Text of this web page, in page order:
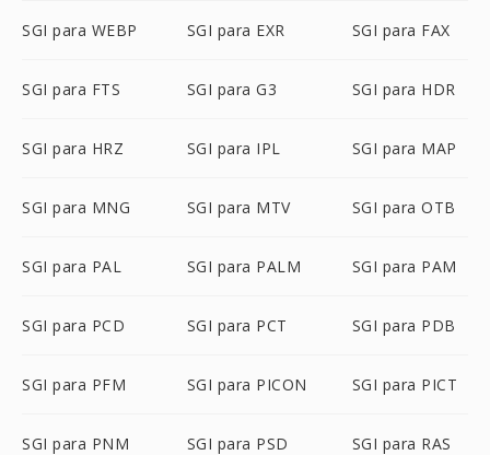
SGI para WEBP SGI para EXR SGI para FAX
SGI para FTS SGI para G3 SGI para HDR
SGI para HRZ SGI para IPL SGI para MAP
SGI para MNG SGI para MTV SGI para OTB
SGI para PAL SGI para PALM SGI para PAM
SGI para PCD SGI para PCT SGI para PDB
SGI para PFM SGI para PICON SGI para PICT
SGI para PNM SGI para PSD SGI para RAS